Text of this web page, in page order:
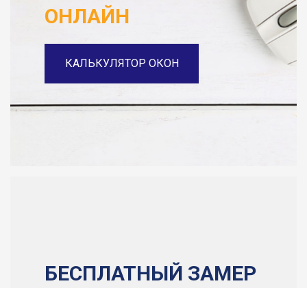
ОНЛАЙН
КАЛЬКУЛЯТОР ОКОН
БЕСПЛАТНЫЙ ЗАМЕР